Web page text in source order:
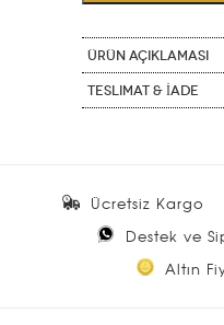
ÜRÜN AÇIKLAMASI
Teslimat & İade
Ücretsiz Kargo
Destek ve
Altın